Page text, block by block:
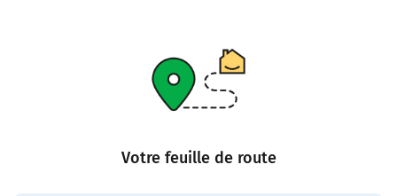
Votre feuille de route